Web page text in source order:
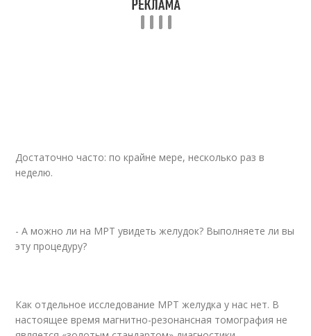
Достаточно часто: по крайне мере, несколько раз в
неделю.
- А можно ли на МРТ увидеть желудок? Выполняете ли вы
эту процедуру?
Как отдельное исследование МРТ желудка у нас нет. В
настоящее время магнитно-резонансная томография не